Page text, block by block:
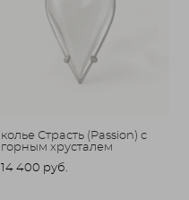
колье Страсть (Passion) с
горным хрусталем
14 400 pуб.